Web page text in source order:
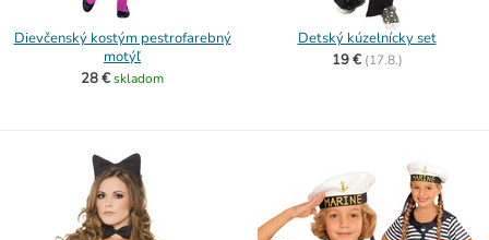
Dievčenský kostým pestrofarebný
motýľ
28 €skladom
Detský kúzelnícky set
19 € (17.8.)